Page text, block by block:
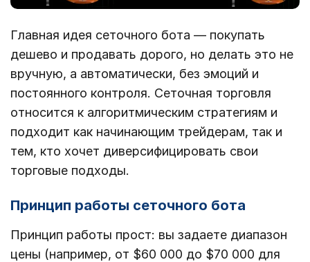
Главная идея сеточного бота — покупать
дешево и продавать дорого, но делать это не
вручную, а автоматически, без эмоций и
постоянного контроля. Сеточная торговля
относится к алгоритмическим стратегиям и
подходит как начинающим трейдерам, так и
тем, кто хочет диверсифицировать свои
торговые подходы.
Принцип работы сеточного бота
Принцип работы прост: вы задаете диапазон
цены (например, от $60 000 до $70 000 для